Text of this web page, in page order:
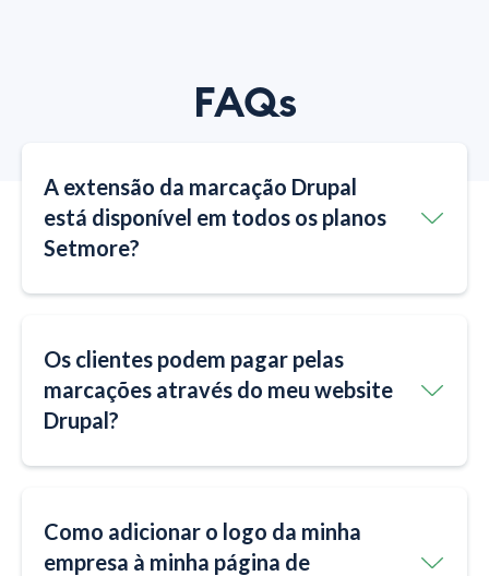
FAQs
A extensão da marcação Drupal
está disponível em todos os planos
Setmore?
Os clientes podem pagar pelas
marcações através do meu website
Drupal?
Como adicionar o logo da minha
empresa à minha página de